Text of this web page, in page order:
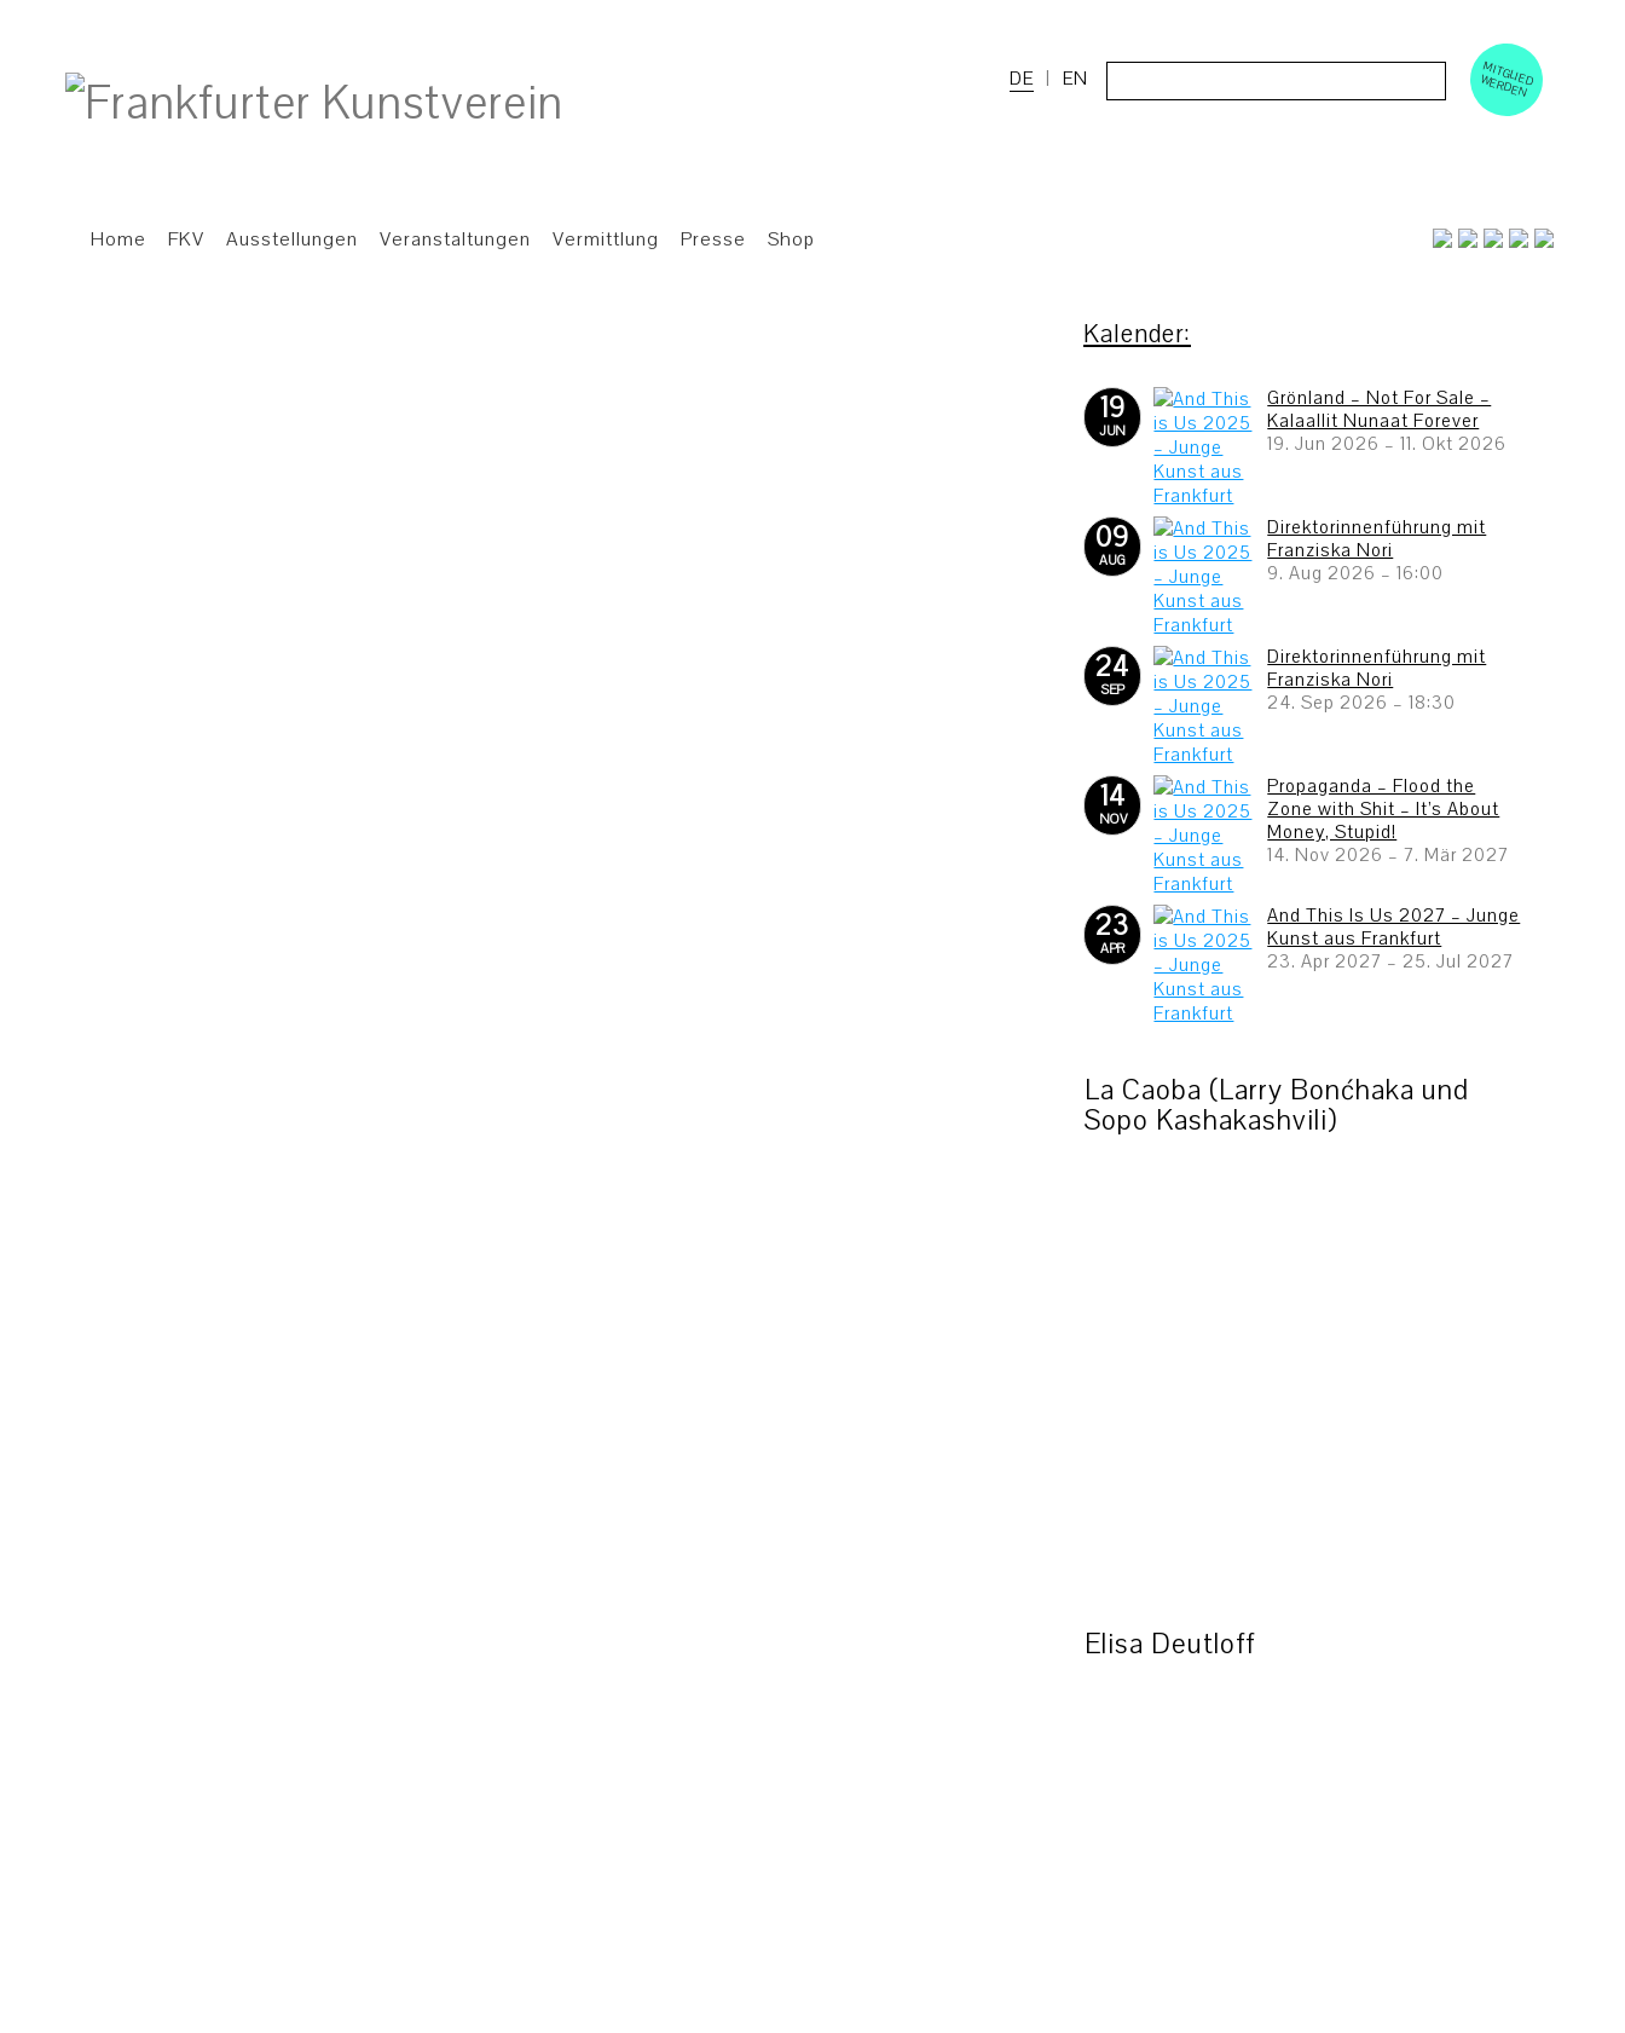
M
ITGLIED W
ERD
EN
DE EN
Home FKV Ausstellungen Veranstaltungen Vermittlung Presse Shop
19
JUN
Grönland – Not For Sale –
Kalaallit Nunaat Forever
19. Jun 2026 –11. Okt 2026
09
AUG
Direktorinnenführung mit
Franziska Nori
9. Aug 2026 –16:00
24
SEP
Direktorinnenführung mit
Franziska Nori
24. Sep 2026 –18:30
14
NOV
Propaganda – Flood the
Zone with Shit – It’s About
Money, Stupid!
14. Nov 2026 –7. Mär 2027
23
APR
And This Is Us 2027 – Junge
Kunst aus Frankfurt
23. Apr 2027 –25. Jul 2027
La Caoba (Larry Bonćhaka und
Sopo Kashakashvili)
Elisa Deutloff